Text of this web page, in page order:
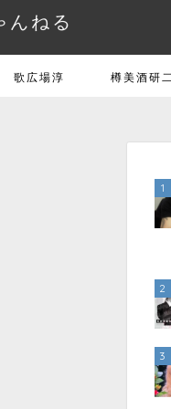
んねる
歌広場淳 樽美酒研
1
2
3